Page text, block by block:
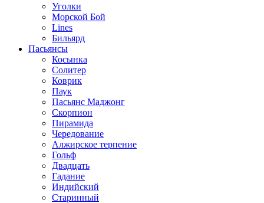
Уголки
Морской Бой
Lines
Бильярд
Пасьянсы
Косынка
Солитер
Коврик
Паук
Пасьянс Маджонг
Скорпион
Пирамида
Чередование
Алжирское терпение
Гольф
Двадцать
Гадание
Индийский
Старинный